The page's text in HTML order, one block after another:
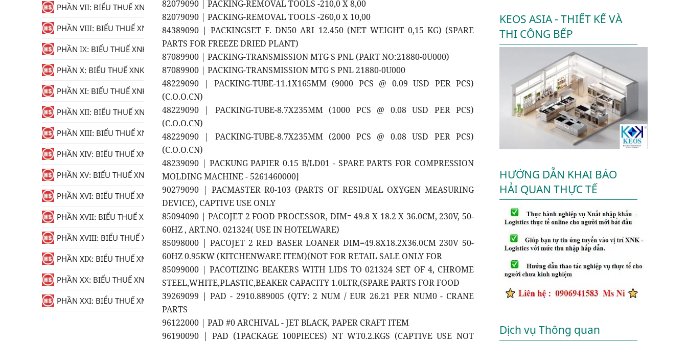
82079090 | PACKING-REMOVAL TOOLS -210,0 X 8,00
82079090 | PACKING-REMOVAL TOOLS -260,0 X 10,00
84389090 | PACKINGSET F. DN50 ARI 12.450 (NET WEIGHT 0,15 KG) (SPARE
PARTS FOR FREEZE DRIED PLANT)
87089900 | PACKING-TRANSMISSION MTG S PNL (PART NO:21880-0U000)
87089900 | PACKING-TRANSMISSION MTG S PNL 21880-0U000
48229090 | PACKING-TUBE-11.1X165MM (9000 PCS @ 0.09 USD PER PCS)
(C.O.O.CN)
48229090 | PACKING-TUBE-8.7X235MM (1000 PCS @ 0.08 USD PER PCS)
(C.O.O.CN)
48229090 | PACKING-TUBE-8.7X235MM (2000 PCS @ 0.08 USD PER PCS)
(C.O.O.CN)
48239090 | PACKUNG PAPIER 0.15 B/LD01 - SPARE PARTS FOR COMPRESSION
MOLDING MACHINE - 5261460000]
90279090 | PACMASTER R0-103 (PARTS OF RESIDUAL OXYGEN MEASURING
DEVICE), CAPTIVE USE ONLY
85094090 | PACOJET 2 FOOD PROCESSOR, DIM= 49.8 X 18.2 X 36.0CM, 230V, 50-
60HZ , ART.NO. 021324( USE IN HOTELWARE)
85098000 | PACOJET 2 RED BASER LOANER DIM=49.8X18.2X36.0CM 230V 50-
60HZ 0.95KW (KITCHENWARE ITEM)(NOT FOR RETAIL SALE ONLY FOR
85099000 | PACOTIZING BEAKERS WITH LIDS TO 021324 SET OF 4, CHROME
STEEL,WHITE,PLASTIC,BEAKER CAPACITY 1.0LTR,(SPARE PARTS FOR FOOD
39269099 | PAD - 2910.889005 (QTY: 2 NUM / EUR 26.21 PER NUM0 - CRANE
PARTS
96122000 | PAD #0 ARCHIVAL - JET BLACK, PAPER CRAFT ITEM
96190090 | PAD (1PACKAGE 100PIECES) NT WT0.2.KGS (CAPTIVE USE NOT
KEOS ASIA - THIẾT KẾ VÀ
THI CÔNG BẾP
HƯỚNG DẪN KHAI BÁO
HẢI QUAN THỰC TẾ
Dịch vụ Thông quan
PHẦN VII: BIỂU THUẾ XNK
PHẦN VIII: BIỂU THUẾ XNK
PHẦN IX: BIỂU THUẾ XNK
PHẦN X: BIỂU THUẾ XNK
PHẦN XI: BIỂU THUẾ XNK
PHẦN XII: BIỂU THUẾ XNK
PHẦN XIII: BIỂU THUẾ XNK
PHẦN XIV: BIỂU THUẾ XNK
PHẦN XV: BIỂU THUẾ XNK
PHẦN XVI: BIỂU THUẾ XNK
PHẦN XVII: BIỂU THUẾ XNK
PHẦN XVIII: BIỂU THUẾ XNK
PHẦN XIX: BIỂU THUẾ XNK
PHẦN XX: BIỂU THUẾ XNK
PHẦN XXI: BIỂU THUẾ XNK